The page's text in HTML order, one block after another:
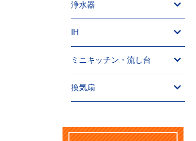
浄水器
IH
ミニキッチン・流し台
換気扇